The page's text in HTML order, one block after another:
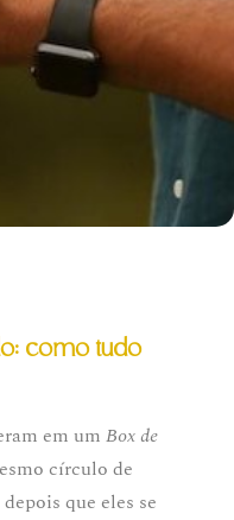
como tudo
em um Box de
círculo de
que eles se